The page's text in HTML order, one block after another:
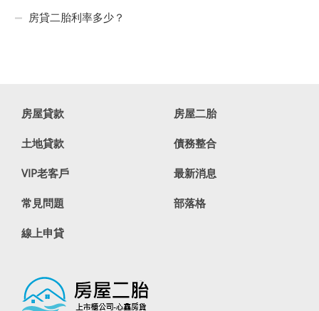
房貸二胎利率多少？
房屋貸款 房屋二胎
土地貸款 債務整合
VIP老客戶 最新消息
常見問題 部落格
線上申貸